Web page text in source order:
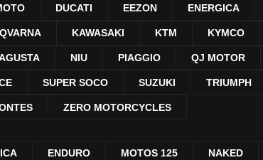
DUCATI EEZON ENERGICA
KAWASAKI KTM KYMCO
NIU PIAGGIO QJ MOTOR
SUPER SOCO SUZUKI TRIUMPH
ZERO MOTORCYCLES
ENDURO MOTOS 125 NAKED